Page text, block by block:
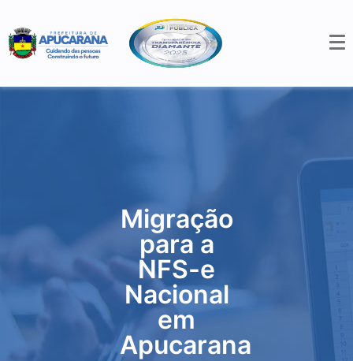
Migração
para a
NFS-e
Nacional
em
Apucarana